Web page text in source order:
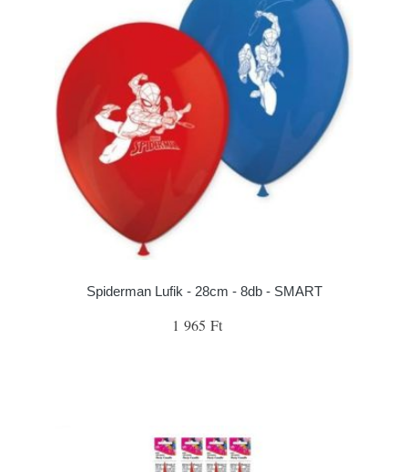
Spiderman Lufik - 28cm - 8db - SMART
1 965 Ft